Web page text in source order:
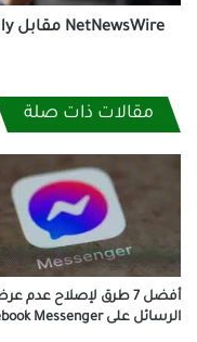
iPhone
مقالات ذات صلة
أفضل 7 طرق لإصلاح عدم
الرسائل على Facebook Messenger